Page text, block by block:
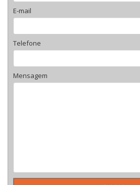
E-mail
Telefone
Mensagem